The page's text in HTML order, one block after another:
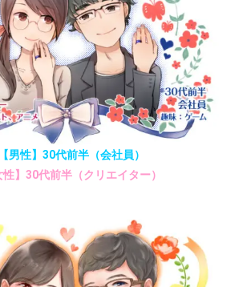
【男性】30代前半（会社員）
性】30代前半（クリエイター）